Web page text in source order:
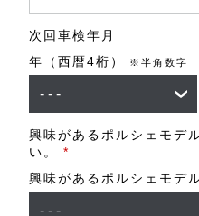
次回車検年月
年（西暦4桁）
※半角数字
興味があるポルシェモデ
い。 *
興味があるポルシェモデ